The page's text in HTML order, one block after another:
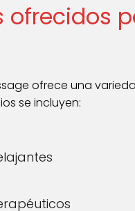
ofrecidos
ofrece una
se incluyen: